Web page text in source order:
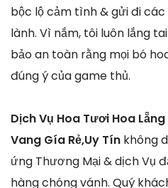
bộc lộ cảm tình & gửi đi
lành. Vì nắm, tôi luôn lắng
bảo an toàn rằng mọi bó
đúng ý của game thủ.
Dịch Vụ Hoa Tươi Hoa
Vang Gía Rẻ,Uy Tín không
ứng Thương Mại & dịch Vụ
hàng chóng vánh. Quý